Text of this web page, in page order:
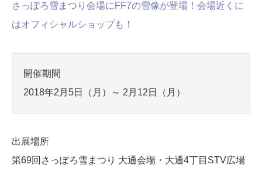
さっぽろ雪まつり会場にFF7の雪像が登場！会場近くに
はオフィシャルショップも！
開催期間
2018年2月5日（月）～ 2月12日（月）
出展場所
第69回さっぽろ雪まつり 大通会場・大通4丁目STV広場